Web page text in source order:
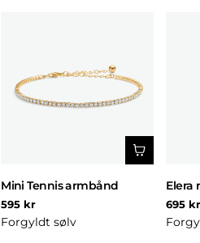
Mini Tennis armbånd
Normal
pris
595 kr
Forgyldt sølv
Elera
pris
695